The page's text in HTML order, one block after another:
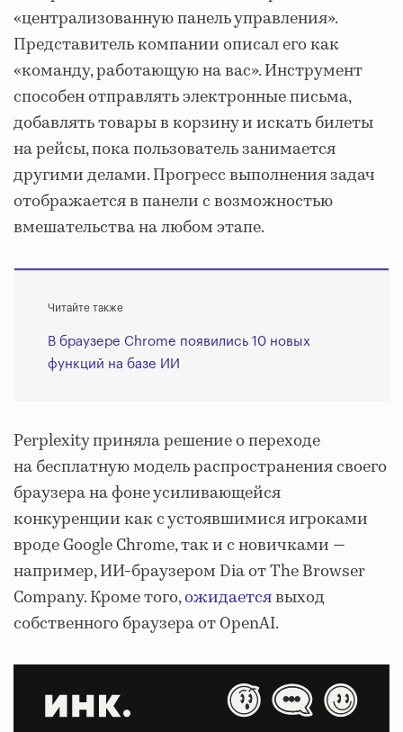
«централизованную панель управления».
Представитель компании описал его как
«команду, работающую на вас». Инструмент
способен отправлять электронные письма,
добавлять товары в корзину и искать билеты
на рейсы, пока пользователь занимается
другими делами. Прогресс выполнения задач
отображается в панели с возможностью
вмешательства на любом этапе.
Читайте также
В браузере Chrome появились 10 новых
функций на базе ИИ
Perplexity приняла решение о переходе
на бесплатную модель распространения своего
браузера на фоне усиливающейся
конкуренции как с устоявшимися игроками
вроде Google Chrome, так и с новичками —
например, ИИ-браузером Dia от The Browser
Company. Кроме того,ожидаетсявыход
собственного браузера от OpenAI.